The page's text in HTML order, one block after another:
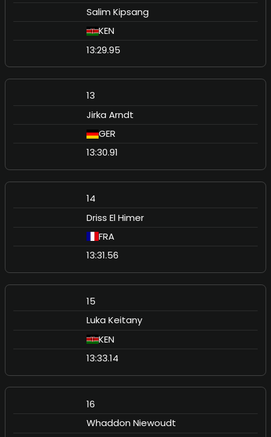
Salim Kipsang
KEN
13:29.95
13
Jirka Arndt
GER
13:30.91
14
Driss El Himer
FRA
13:31.56
15
Luka Keitany
KEN
13:33.14
16
Whaddon Niewoudt